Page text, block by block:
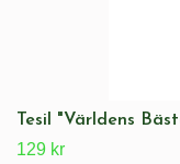
Tesil "Världens
129 kr